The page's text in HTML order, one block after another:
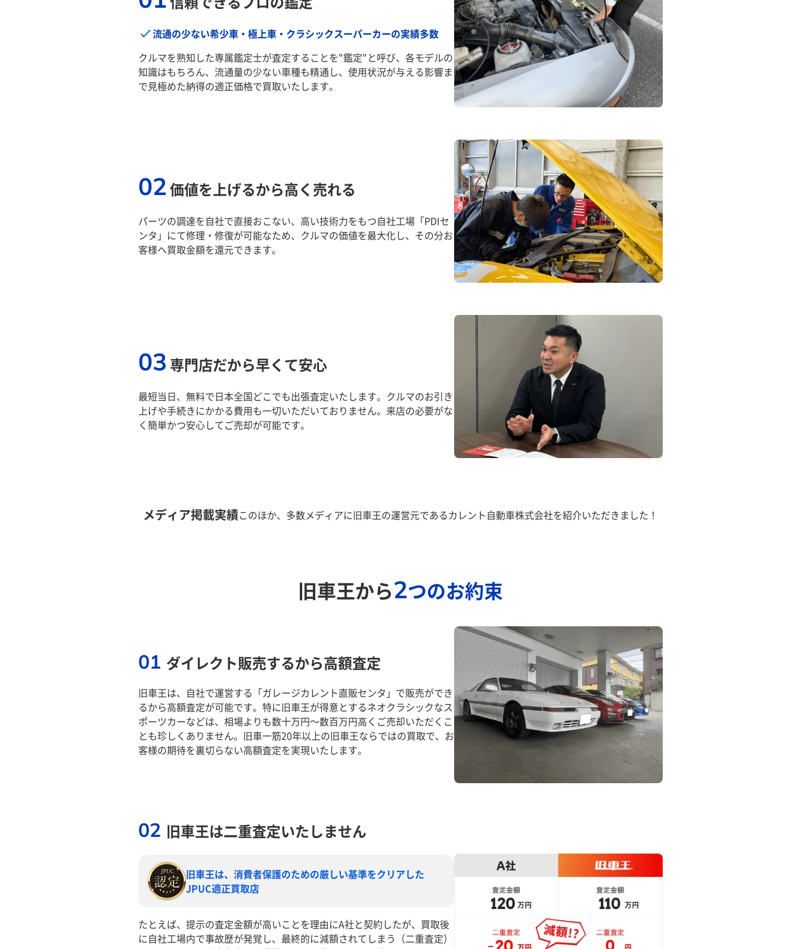
流通の少ない希少車・極上車・クラシックスーパーカーの実績多数
クルマを熟知した専属鑑定士が査定することを"鑑定"と呼び、各モデルの
知識はもちろん、流通量の少ない車種も精通し、使用状況が与える影響ま
で見極めた納得の適正価格で買取いたします。
02価値を上げるから高く売れる
パーツの調達を自社で直接おこない、高い技術力をもつ自社工場「PDIセ
ンタ」にて修理・修復が可能なため、クルマの価値を最大化し、その分お
客様へ買取金額を還元できます。
03 専門店だから早くて安心
最短当日、無料で日本全国どこでも出張査定いたします。クルマのお引き
上げや手続きにかかる費用も一切いただいておりません。来店の必要がな
く簡単かつ安心してご売却が可能です。
メディア掲載実績このほか、多数メディアに旧車王の運営元であるカレント自動車株式会社を紹介いただきました！
旧車王から2つのお約束
01 ダイレクト販売するから高額査定
旧車王は、自社で運営する「ガレージカレント直販センタ」で販売ができ
るから高額査定が可能です。特に旧車王が得意とするネオクラシックなス
ポーツカーなどは、相場よりも数十万円～数百万円高くご売却いただくこ
とも珍しくありません。旧車一筋20年以上の旧車王ならではの買取で、お
客様の期待を裏切らない高額査定を実現いたします。
02 旧車王は二重査定いたしません
旧車王は、消費者保護のための厳しい基準をクリアした
JPUC適正買取店
たとえば、提示の査定金額が高いことを理由にA社と契約したが、買取後
に自社工場内で事故歴が発覚し、最終的に減額されてしまう（二重査定）